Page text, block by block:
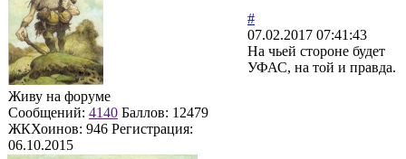
Живу на форуме
Сообщений: 4140 Баллов: 12479
ЖКХоинов: 946 Регистрация:
06.10.2015
#
07.02.2017 07:41:43
На чьей стороне будет
УФАС, на той и правда.